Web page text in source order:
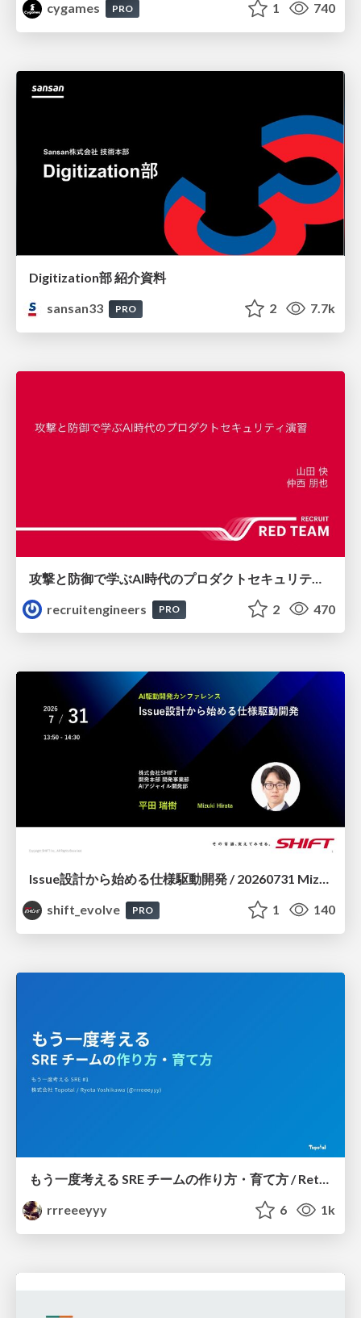
cygames PRO 1 740
Digitization部 紹介資料
sansan33
PRO 2 7.7k
recruitengineers
PRO 2 470
Issue設計から始める仕様駆動開発 / 20260731 Mizuki Hirata
shift_evolve
PRO 1 140
もう一度考える SRE チームの作り方・育て方 / Rethinking SRE #1: Building and Growing SRE Teams
rrreeeyyy
6 1k